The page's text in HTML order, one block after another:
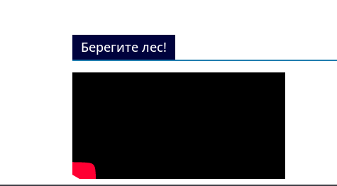
Берегите лес!